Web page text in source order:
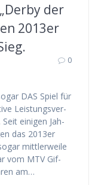
der
2013er
0
DAS Spiel für
Leis­tungs­ver­
Seit eini­gen Jah­
das 2013er
mitt­ler­wei­le
vom MTV Gif­
am…